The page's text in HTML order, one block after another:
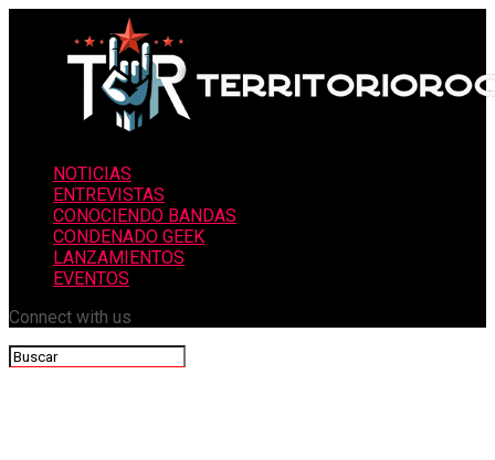
NOTICIAS
ENTREVISTAS
CONOCIENDO BANDAS
CONDENADO GEEK
LANZAMIENTOS
EVENTOS
Connect with us